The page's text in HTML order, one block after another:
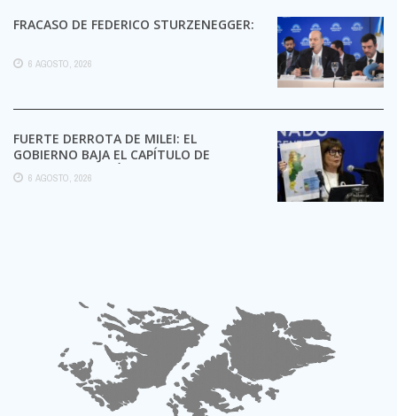
FRACASO DE FEDERICO STURZENEGGER:
6 AGOSTO, 2026
FUERTE DERROTA DE MILEI: EL
GOBIERNO BAJA EL CAPÍTULO DE
EXTRANJERIZACIÓN DE TIERRAS
6 AGOSTO, 2026